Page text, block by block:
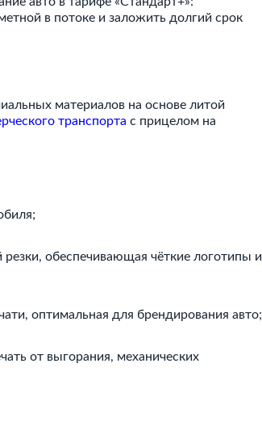
в потоке и заложить долгий срок
материалов на основе литой
транспорта с прицелом на
обеспечивающая чёткие логотипы и
оптимальная для брендирования авто;
от выгорания, механических